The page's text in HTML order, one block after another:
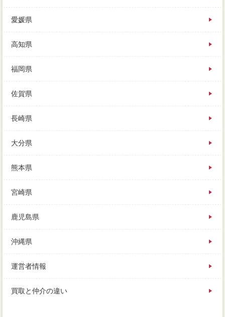
愛媛県
高知県
福岡県
佐賀県
長崎県
大分県
熊本県
宮崎県
鹿児島県
沖縄県
運営者情報
買取と仲介の違い